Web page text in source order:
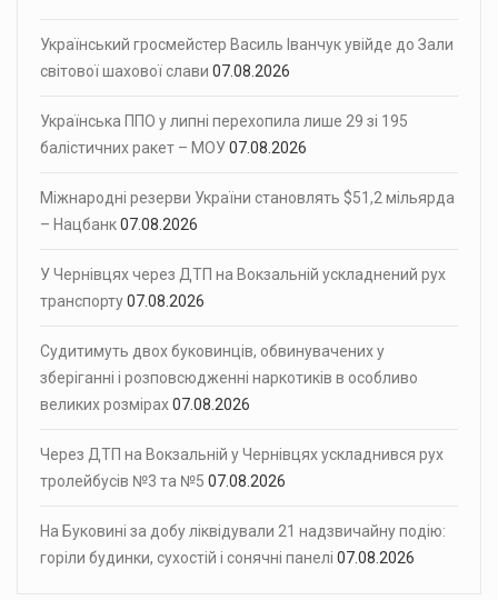
Український гросмейстер Василь Іванчук увійде до Зали
світової шахової слави 07.08.2026
Українська ППО у липні перехопила лише 29 зі 195
балістичних ракет – МОУ07.08.2026
Міжнародні резерви України становлять $51,2 мільярда
– Нацбанк07.08.2026
У Чернівцях через ДТП на Вокзальній ускладнений рух
транспорту07.08.2026
Судитимуть двох буковинців, обвинувачених у
зберіганні і розповсюдженні наркотиків в особливо
великих розмірах07.08.2026
Через ДТП на Вокзальній у Чернівцях ускладнився рух
тролейбусів №3 та №5 07.08.2026
На Буковині за добу ліквідували 21 надзвичайну подію:
горіли будинки, сухостій і сонячні панелі 07.08.2026